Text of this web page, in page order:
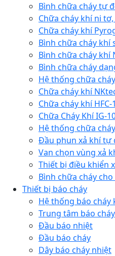
Bình chữa cháy tự
Chữa cháy khí ni
Chữa cháy khí
Bình chữa cháy khí
Bình chữa cháy khí
Bình chữa cháy
Hệ thống chữa
Chữa cháy khí
Chữa cháy khí HFC-
Chữa Cháy Khí IG-
Hệ thống chữa
Đầu phun xả khí tự
Van chọn vùng xả
Thiết bị điều khiển
Bình chữa cháy
Thiết bị báo cháy
Hệ thống báo cháy
Trung tâm báo cháy
Đầu báo nhiệt
Đầu báo cháy
Dây báo cháy nhiệt